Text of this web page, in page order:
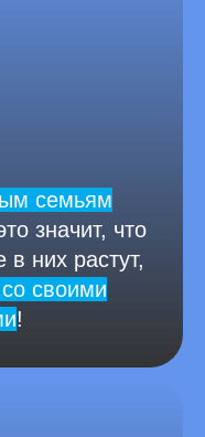
семьям
значит, что
в них растут,
своими
!